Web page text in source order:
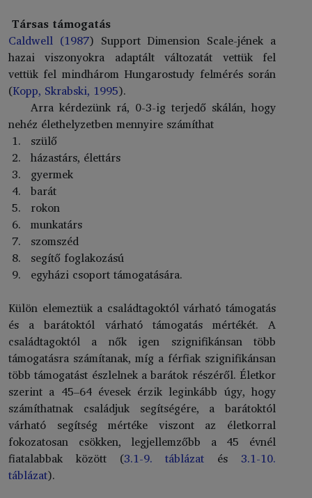
Társas támogatás
Caldwell (1987) Support Dimension Scale-jének a
hazai viszonyokra adaptált változatát vettük fel
vettük fel mindhárom Hungarostudy felmérés során
(Kopp, Skrabski, 1995).
Arra kérdezünk rá, 0-3-ig terjedő skálán, hogy
nehéz élethelyzetben mennyire számíthat
szülő
házastárs, élettárs
gyermek
barát
rokon
munkatárs
szomszéd
segítő foglakozású
egyházi csoport támogatására.
Külön elemeztük a családtagoktól várható támogatás
és a barátoktól várható támogatás mértékét. A
családtagoktól a nők igen szignifikánsan több
támogatásra számítanak, míg a férfiak szignifikánsan
több támogatást észlelnek a barátok részéről. Életkor
szerint a 45–64 évesek érzik leginkább úgy, hogy
számíthatnak családjuk segítségére, a barátoktól
várható segítség mértéke viszont az életkorral
fokozatosan csökken, legjellemzőbb a 45 évnél
fiatalabbak között (3.1-9. táblázat és3.1-10.
táblázat).